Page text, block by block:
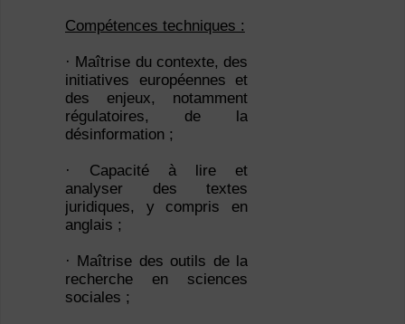
Compétences techniques :
· Maîtrise du contexte, des
initiatives européennes et
des enjeux, notamment
régulatoires, de la
désinformation ;
· Capacité à lire et
analyser des textes
juridiques, y compris en
anglais ;
· Maîtrise des outils de la
recherche en sciences
sociales ;